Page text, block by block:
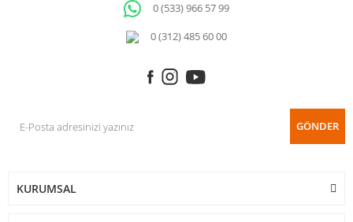
0 (533) 966 57 99
0 (312) 485 60 00
GÖNDER
KURUMSAL